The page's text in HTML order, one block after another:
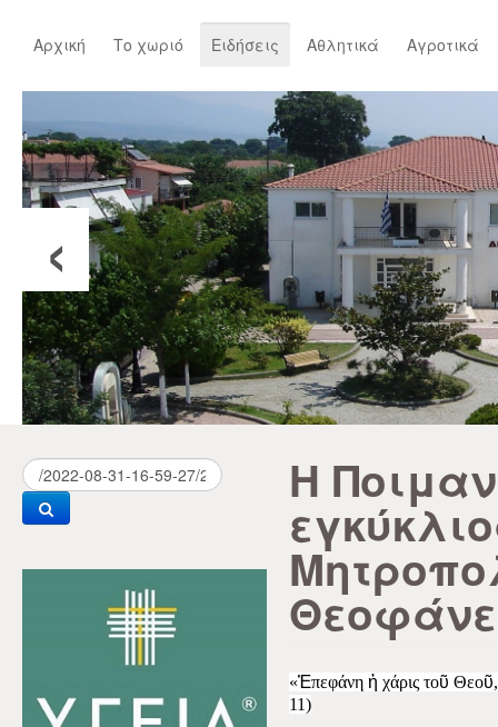
Αρχική Το χωριό Ειδήσεις Αθλητικά Αγροτικά
‹
Η
«Ἐπεφάνη ἡ χάρις τοῦ Θεοῦ
11)